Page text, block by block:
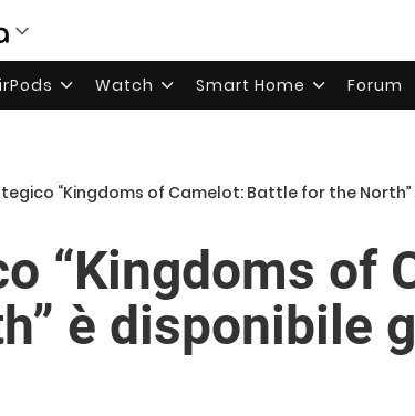
Watch Smart Home Forum
“Kingdoms of Camelot: Battle for the
“Kingdoms of
è disponibile